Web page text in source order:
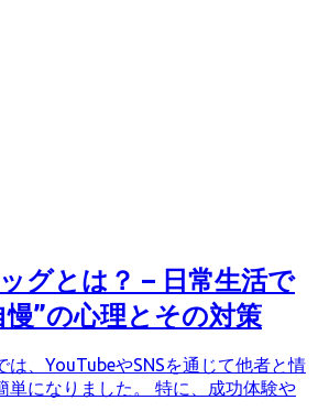
グとは？ – 日常生活で
”の心理とその対策
は、YouTubeやSNSを通じて他者と情
単になりました。 特に、成功体験や